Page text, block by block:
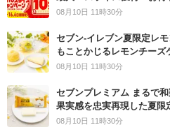
08月10日 11時30分
セブン‐イレブン夏限定レ
もことかじるレモンチーズ
08月10日 11時30分
セブンプレミアム まるで
果実感を忠実再現した夏限
08月10日 11時30分